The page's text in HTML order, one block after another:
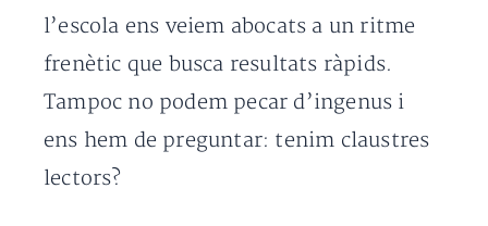
l’escola ens veiem abocats a un ritme
frenètic que busca resultats ràpids.
Tampoc no podem pecar d’ingenus i
ens hem de preguntar: tenim claustres
lectors?